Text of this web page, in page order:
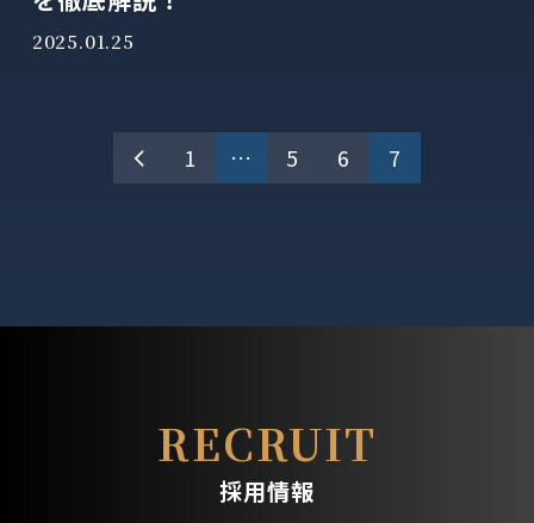
2025.01.25
ー
1 … 5 6 7
RECRUIT
採用情報